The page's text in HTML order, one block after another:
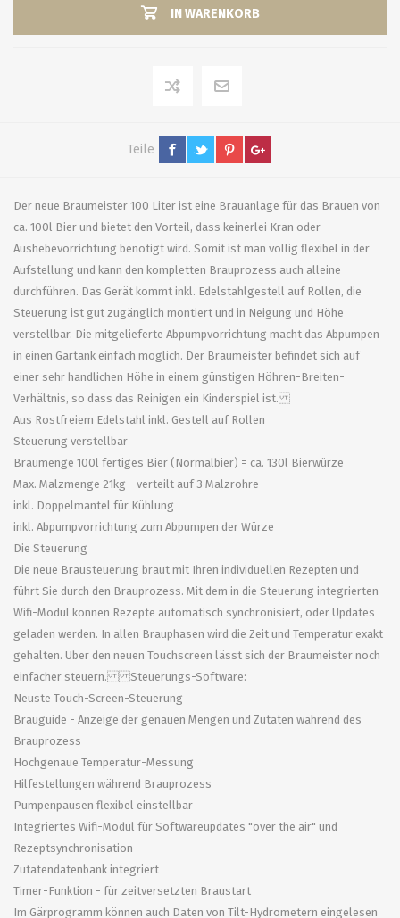
IN WARENKORB
Teile
Der neue Braumeister 100 Liter ist eine Brauanlage für das Brauen von
ca. 100l Bier und bietet den Vorteil, dass keinerlei Kran oder
Aushebevorrichtung benötigt wird. Somit ist man völlig flexibel in der
Aufstellung und kann den kompletten Brauprozess auch alleine
durchführen. Das Gerät kommt inkl. Edelstahlgestell auf Rollen, die
Steuerung ist gut zugänglich montiert und in Neigung und Höhe
verstellbar. Die mitgelieferte Abpumpvorrichtung macht das Abpumpen
in einen Gärtank einfach möglich. Der Braumeister befindet sich auf
einer sehr handlichen Höhe in einem günstigen Höhren-Breiten-
Verhältnis, so dass das Reinigen ein Kinderspiel ist.
Aus Rostfreiem Edelstahl inkl. Gestell auf Rollen
Steuerung verstellbar
Braumenge 100l fertiges Bier (Normalbier) = ca. 130l Bierwürze
Max. Malzmenge 21kg - verteilt auf 3 Malzrohre
inkl. Doppelmantel für Kühlung
inkl. Abpumpvorrichtung zum Abpumpen der Würze
Die Steuerung
Die neue Brausteuerung braut mit Ihren individuellen Rezepten und
führt Sie durch den Brauprozess. Mit dem in die Steuerung integrierten
Wifi-Modul können Rezepte automatisch synchronisiert, oder Updates
geladen werden. In allen Brauphasen wird die Zeit und Temperatur exakt
gehalten. Über den neuen Touchscreen lässt sich der Braumeister noch
einfacher steuern. Steuerungs-Software:
Neuste Touch-Screen-Steuerung
Brauguide - Anzeige der genauen Mengen und Zutaten während des
Brauprozess
Hochgenaue Temperatur-Messung
Hilfestellungen während Brauprozess
Pumpenpausen flexibel einstellbar
Integriertes Wifi-Modul für Softwareupdates "over the air" und
Rezeptsynchronisation
Zutatendatenbank integriert
Timer-Funktion - für zeitversetzten Braustart
Im Gärprogramm können auch Daten von Tilt-Hydrometern eingelesen